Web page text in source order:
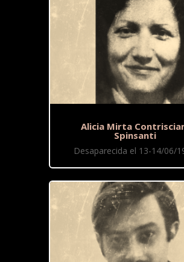
Alicia Mirta
Spinsanti
Desaparecida el 13-14/06/